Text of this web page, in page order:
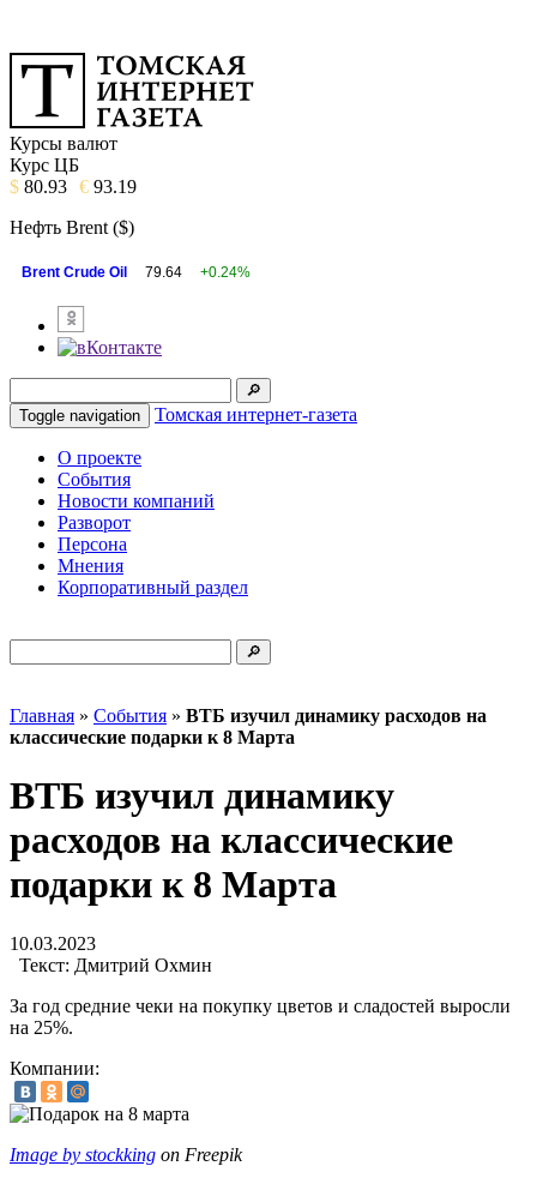
Курсы валют
Курс ЦБ
$ 80.93 € 93.19
Нефть Brent ($)
Brent Crude Oil 79.64 +0.24%
Toggle navigation Томская интернет-газета
О проекте
События
Новости компаний
Разворот
Персона
Мнения
Корпоративный раздел
Главная » События » ВТБ изучил динамику расходов на
классические подарки к 8 Марта
ВТБ изучил динамику
расходов на классические
подарки к 8 Марта
10.03.2023
Текст: Дмитрий Охмин
За год средние чеки на покупку цветов и сладостей выросли
на 25%.
Компании:
Image by stockking on Freepik